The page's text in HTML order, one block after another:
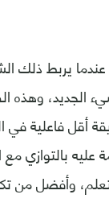
يربط ذلك
الجديد،
أقل فاعلية
بالتوازي
وأفضل